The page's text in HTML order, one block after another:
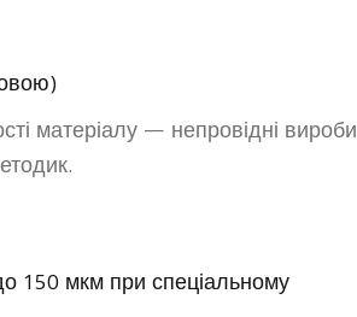
матеріалу — непровідні вироби
150 мкм при спеціальному